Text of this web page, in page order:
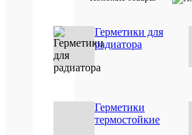
Герметики для
радиатора
Герметики
термостойкие